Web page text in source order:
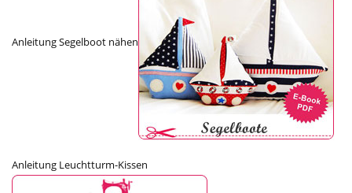
Anleitung Segelboot nähen
Anleitung Leuchtturm-Kissen